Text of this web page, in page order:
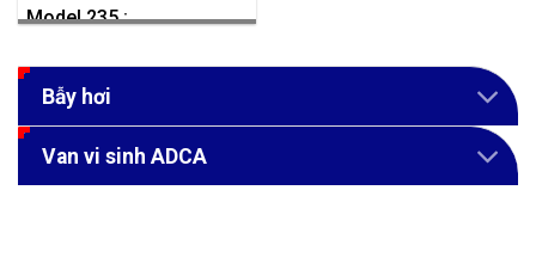
Model 235 :
Bẫy hơi
Van vi sinh ADCA